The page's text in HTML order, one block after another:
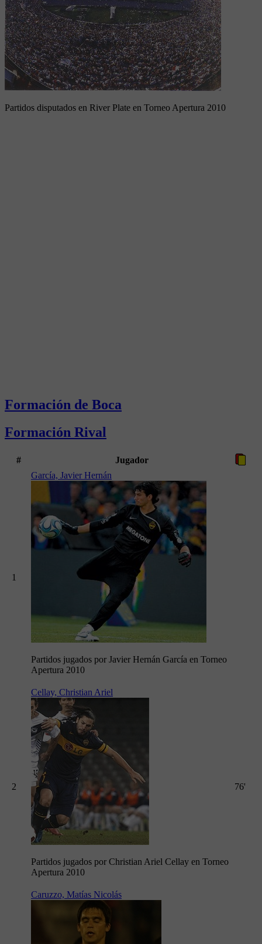
Partidos disputados en River Plate en Torneo Apertura 2010
Formación de Boca
Formación Rival
# Jugador
1
García, Javier Hernán
Partidos jugados por Javier Hernán García en Torneo
Apertura 2010
2
Cellay, Christian Ariel
Partidos jugados por Christian Ariel Cellay en Torneo
Apertura 2010
76'
Caruzzo, Matías Nicolás